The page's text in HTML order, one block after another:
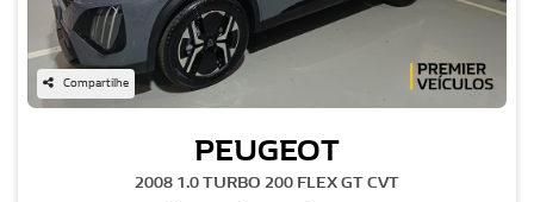
Compartilhe
PEUGEOT
2008 1.0 TURBO 200 FLEX GT CVT